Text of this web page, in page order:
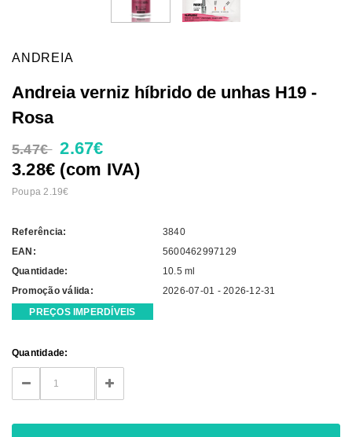
ANDREIA
Andreia verniz híbrido de unhas H19 -
Rosa
5.47€ 2.67€
3.28€ (com IVA)
Poupa 2.19€
Referência:
3840
EAN:
5600462997129
Quantidade:
10.5 ml
Promoção válida:
2026-07-01 - 2026-12-31
PREÇOS IMPERDÍVEIS
Current
Stock:
Quantidade:
DECREASE
QUANTITY:
INCREASE
QUANTITY: